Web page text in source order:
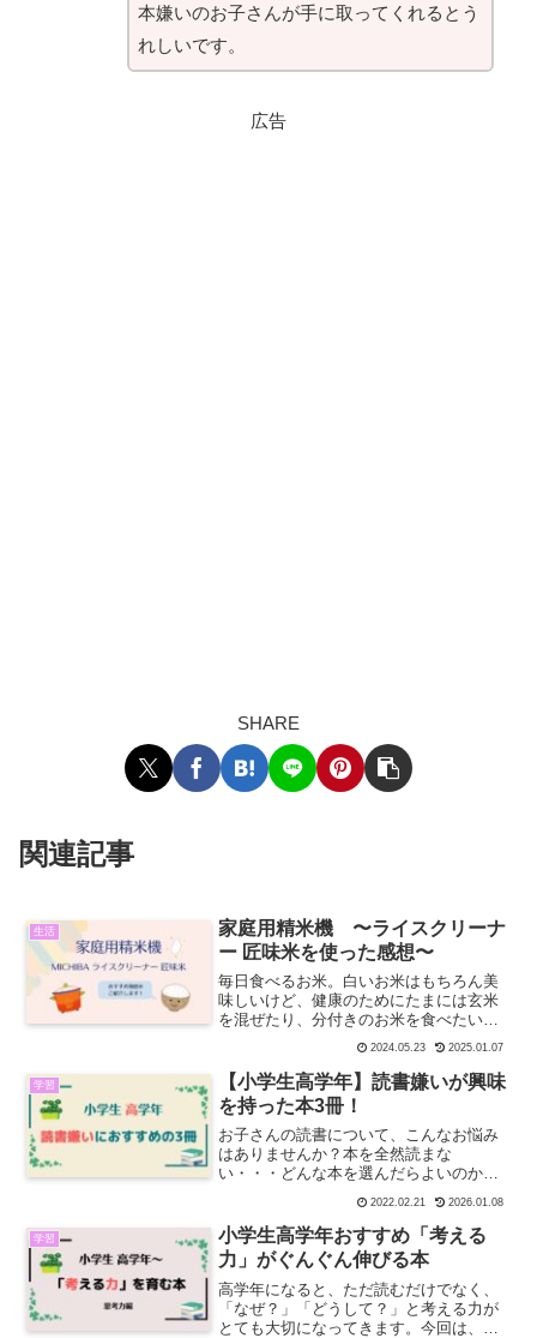
本嫌いのお子さんが手に取ってくれるとう
れしいです。
広告
SHARE
関連記事
生活
家庭用精米機 〜ライスクリーナ
ー 匠味米を使った感想〜
毎日食べるお米。白いお米はもちろん美
味しいけど、健康のためにたまには玄米
を混ぜたり、分付きのお米を食べたいと
思うことはありませんか。お米を自分の
好みに合わせて精米して食べることがで
きたらいいな、精米したての鮮度のいい
お米を食べたいな、そして...
2024.05.23 2025.01.07
学習
【小学生高学年】読書嫌いが興味
を持った本3冊！
お子さんの読書について、こんなお悩み
はありませんか？本を全然読まな
い・・・どんな本を選んだらよいのかわ
からない・・・読書の習慣をつけてほし
い・・・読書はたくさんしてほしいけ
ど、小学校高学年くらいになると、ゲー
ムやテレビに夢中になるお子さんも...
2022.02.21 2026.01.08
学習
小学生高学年おすすめ「考える
力」がぐんぐん伸びる本
高学年になると、ただ読むだけでなく、
「なぜ？」「どうして？」と考える力が
とても大切になってきます。今回は、小